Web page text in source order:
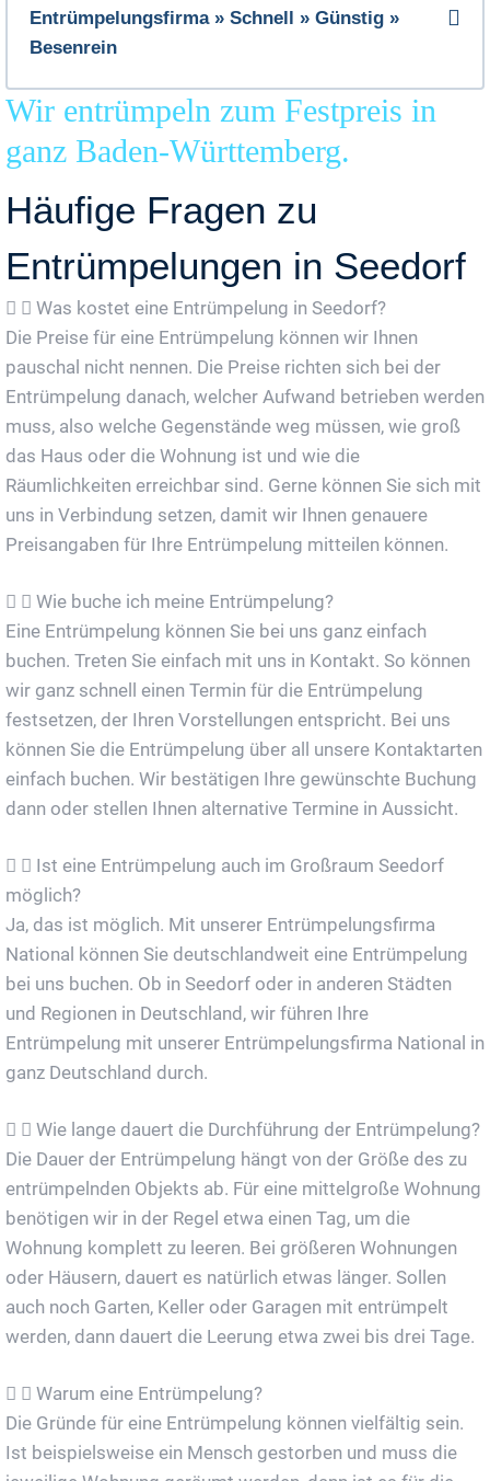
Entrümpelungsfirma » Schnell » Günstig »
Besenrein
Wir entrümpeln zum Festpreis in
ganz Baden-Württemberg.
Häufige Fragen zu
Entrümpelungen in Seedorf
Was kostet eine Entrümpelung in Seedorf?
Die Preise für eine Entrümpelung können wir Ihnen
pauschal nicht nennen. Die Preise richten sich bei der
Entrümpelung danach, welcher Aufwand betrieben werden
muss, also welche Gegenstände weg müssen, wie groß
das Haus oder die Wohnung ist und wie die
Räumlichkeiten erreichbar sind. Gerne können Sie sich mit
uns in Verbindung setzen, damit wir Ihnen genauere
Preisangaben für Ihre Entrümpelung mitteilen können.
Wie buche ich meine Entrümpelung?
Eine Entrümpelung können Sie bei uns ganz einfach
buchen. Treten Sie einfach mit uns in Kontakt. So können
wir ganz schnell einen Termin für die Entrümpelung
festsetzen, der Ihren Vorstellungen entspricht. Bei uns
können Sie die Entrümpelung über all unsere Kontaktarten
einfach buchen. Wir bestätigen Ihre gewünschte Buchung
dann oder stellen Ihnen alternative Termine in Aussicht.
Ist eine Entrümpelung auch im Großraum Seedorf
möglich?
Ja, das ist möglich. Mit unserer Entrümpelungsfirma
National können Sie deutschlandweit eine Entrümpelung
bei uns buchen. Ob in Seedorf oder in anderen Städten
und Regionen in Deutschland, wir führen Ihre
Entrümpelung mit unserer Entrümpelungsfirma National in
ganz Deutschland durch.
Wie lange dauert die Durchführung der Entrümpelung?
Die Dauer der Entrümpelung hängt von der Größe des zu
entrümpelnden Objekts ab. Für eine mittelgroße Wohnung
benötigen wir in der Regel etwa einen Tag, um die
Wohnung komplett zu leeren. Bei größeren Wohnungen
oder Häusern, dauert es natürlich etwas länger. Sollen
auch noch Garten, Keller oder Garagen mit entrümpelt
werden, dann dauert die Leerung etwa zwei bis drei Tage.
Warum eine Entrümpelung?
Die Gründe für eine Entrümpelung können vielfältig sein.
Ist beispielsweise ein Mensch gestorben und muss die